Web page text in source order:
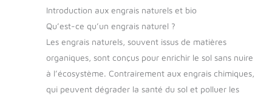
Introduction aux engrais naturels et bio
Qu’est-ce qu’un engrais naturel ?
Les engrais naturels, souvent issus de matières
organiques, sont conçus pour enrichir le sol sans nuire
à l’écosystème. Contrairement aux engrais chimiques,
qui peuvent dégrader la santé du sol et polluer les